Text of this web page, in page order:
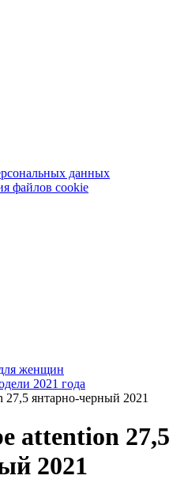
данных
файлов cookie
женщин
2021 года
27,5 янтарно-черный 2021
attention 27,5
2021